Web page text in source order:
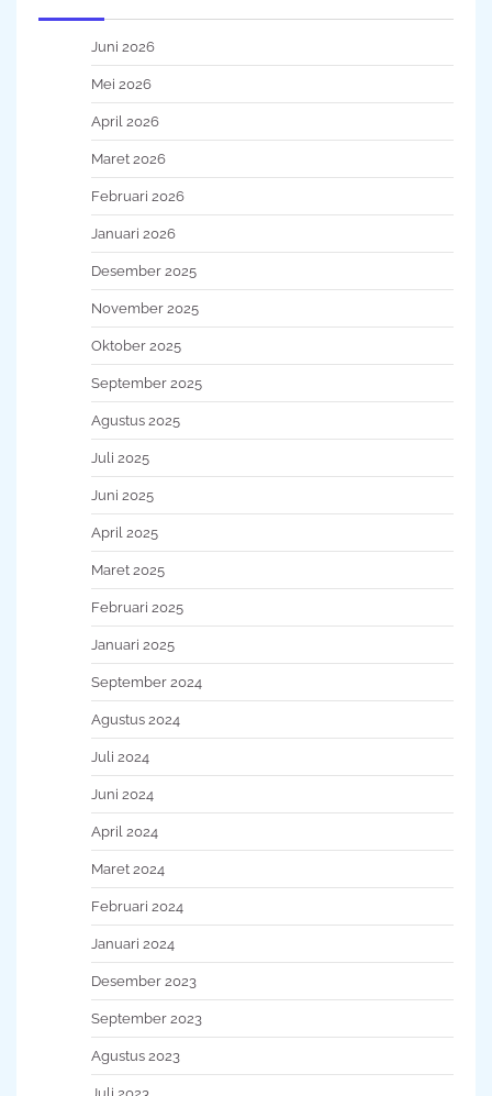
Juni 2026
Mei 2026
April 2026
Maret 2026
Februari 2026
Januari 2026
Desember 2025
November 2025
Oktober 2025
September 2025
Agustus 2025
Juli 2025
Juni 2025
April 2025
Maret 2025
Februari 2025
Januari 2025
September 2024
Agustus 2024
Juli 2024
Juni 2024
April 2024
Maret 2024
Februari 2024
Januari 2024
Desember 2023
September 2023
Agustus 2023